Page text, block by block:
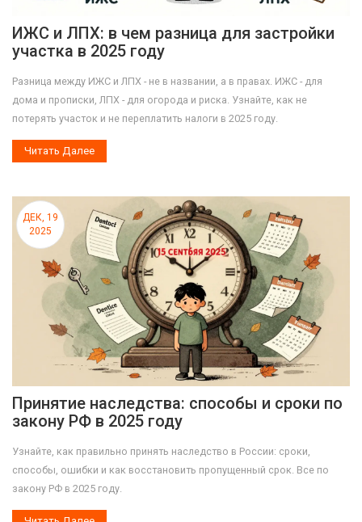
ИЖС и ЛПХ: в чем разница для застройки
участка в 2025 году
Разница между ИЖС и ЛПХ - не в названии, а в правах. ИЖС - для
дома и прописки, ЛПХ - для огорода и риска. Узнайте, как не
потерять участок и не переплатить налоги в 2025 году.
Читать Далее
ДЕК, 19
2025
Принятие наследства: способы и сроки по
закону РФ в 2025 году
Узнайте, как правильно принять наследство в России: сроки,
способы, ошибки и как восстановить пропущенный срок. Все по
закону РФ в 2025 году.